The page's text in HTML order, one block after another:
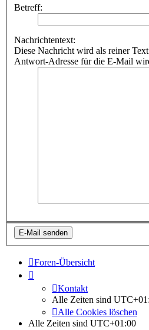
Betreff:
Nachrichtentext:
Diese Nachricht wird als reiner
Antwort-Adresse für die E-Mail
Foren-Übersicht
Kontakt
Alle Zeiten sind
Alle Cookies löschen
Alle Zeiten sind UTC+01:00